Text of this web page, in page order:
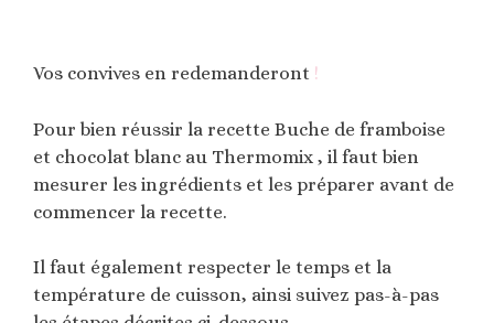
Vos convives en redemanderont !
Pour bien réussir la recette Buche de framboise
et chocolat blanc au Thermomix , il faut bien
mesurer les ingrédients et les préparer avant de
commencer la recette.
Il faut également respecter le temps et la
température de cuisson, ainsi suivez pas-à-pas